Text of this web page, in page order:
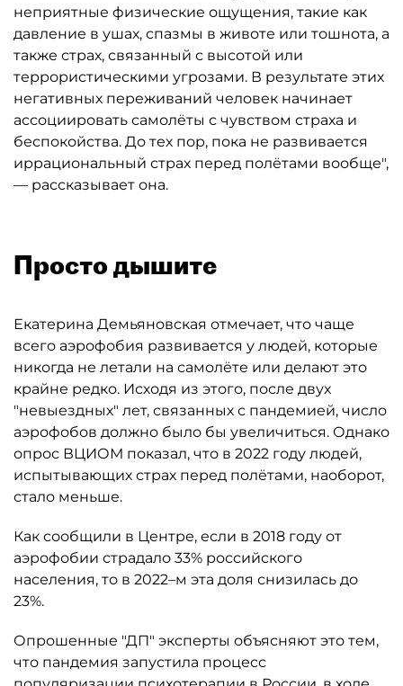
неприятные физические ощущения, такие как
давление в ушах, спазмы в животе или тошнота, а
также страх, связанный с высотой или
террористическими угрозами. В результате этих
негативных переживаний человек начинает
ассоциировать самолёты с чувством страха и
беспокойства. До тех пор, пока не развивается
иррациональный страх перед полётами вообще",
— рассказывает она.
Просто дышите
Екатерина Демьяновская отмечает, что чаще
всего аэрофобия развивается у людей, которые
никогда не летали на самолёте или делают это
крайне редко. Исходя из этого, после двух
"невыездных" лет, связанных с пандемией, число
аэрофобов должно было бы увеличиться. Однако
опрос ВЦИОМ показал, что в 2022 году людей,
испытывающих страх перед полётами, наоборот,
стало меньше.
Как сообщили в Центре, если в 2018 году от
аэрофобии страдало 33% российского
населения, то в 2022–м эта доля снизилась до
23%.
Опрошенные "ДП" эксперты объясняют это тем,
что пандемия запустила процесс